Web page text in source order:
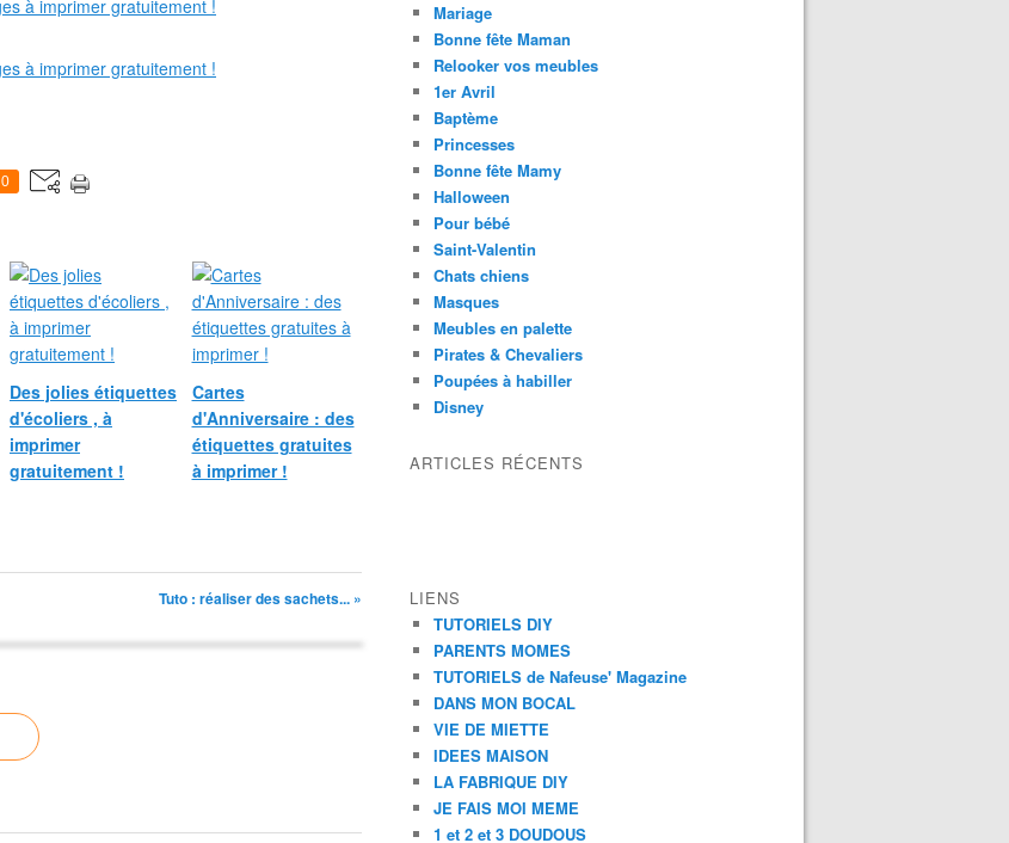
0
Des jolies étiquettes
d'écoliers , à
imprimer
gratuitement !
Cartes
d'Anniversaire : des
étiquettes gratuites
à imprimer !
Tuto : réaliser des sachets... »
Mariage
Bonne fête Maman
Relooker vos meubles
1er Avril
Baptème
Princesses
Bonne fête Mamy
Halloween
Pour bébé
Saint-Valentin
Chats chiens
Masques
Meubles en palette
Pirates & Chevaliers
Poupées à habiller
Disney
ARTICLES RÉCENTS
LIENS
TUTORIELS DIY
PARENTS MOMES
TUTORIELS de Nafeuse' Magazine
DANS MON BOCAL
VIE DE MIETTE
IDEES MAISON
LA FABRIQUE DIY
JE FAIS MOI MEME
1 et 2 et 3 DOUDOUS